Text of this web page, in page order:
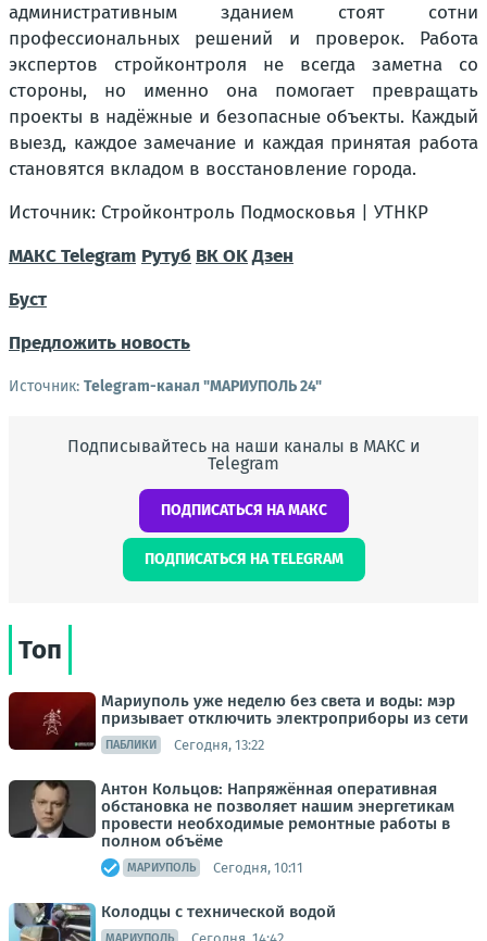
административным зданием стоят сотни
профессиональных решений и проверок. Работа
экспертов стройконтроля не всегда заметна со
стороны, но именно она помогает превращать
проекты в надёжные и безопасные объекты. Каждый
выезд, каждое замечание и каждая принятая работа
становятся вкладом в восстановление города.
Источник: Стройконтроль Подмосковья | УТНКР
МАКСTelegram Рутуб ВКOKДзен
Буст
Предложить новость
Источник: Telegram-канал "МАРИУПОЛЬ 24"
Подписывайтесь на наши каналы в МАКС и
Telegram
ПОДПИСАТЬСЯ НА МАКС
ПОДПИСАТЬСЯ НА TELEGRAM
Топ
Мариуполь уже неделю без света и воды: мэр
призывает отключить электроприборы из сети
ПАБЛИКИ Сегодня, 13:22
Антон Кольцов: Напряжённая оперативная
обстановка не позволяет нашим энергетикам
провести необходимые ремонтные работы в
полном объёме
МАРИУПОЛЬ Сегодня, 10:11
Колодцы с технической водой